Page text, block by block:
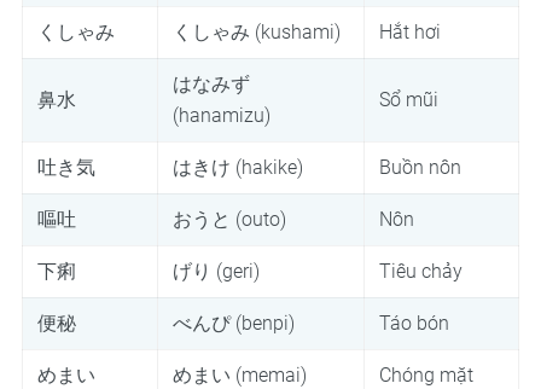
くしゃみ くしゃみ (kushami) Hắt hơi
鼻水
はなみず
(hanamizu)
Sổ mũi
吐き気 はきけ (hakike) Buồn nôn
嘔吐 おうと (outo) Nôn
下痢 げり (geri) Tiêu chảy
便秘 べんぴ (benpi) Táo bón
めまい めまい (memai) Chóng mặt